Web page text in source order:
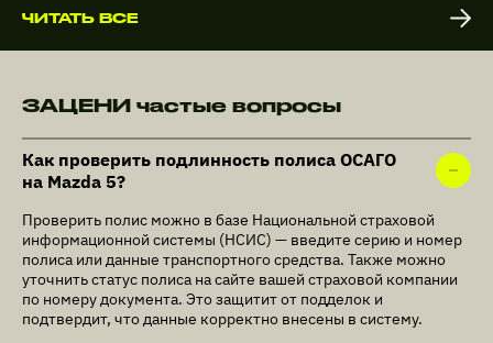
ЧИТАТЬ ВСЕ
ЗАЦЕНИ частые вопросы
Как проверить подлинность полиса ОСАГО
на Mazda 5?
Проверить полис можно в базе Национальной страховой
информационной системы (НСИС) — введите серию и номер
полиса или данные транспортного средства. Также можно
уточнить статус полиса на сайте вашей страховой компании
по номеру документа. Это защитит от подделок и
подтвердит, что данные корректно внесены в систему.